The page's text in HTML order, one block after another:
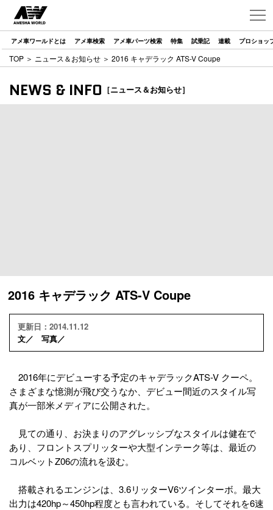
アメ車ワールドとは アメ車検索 アメ車パーツ検索 特集 試乗記 連載 プロショッ
TOP ＞ ニュース＆お知らせ ＞ 2016 キャデラック ATS-V Coupe
NEWS & INFO ［ニュース＆お知らせ］
2016 キャデラック ATS-V Coupe
更新日：2014.11.12
文／ 写真／
2016年にデビューする予定のキャデラックATS-V クーペ。
さまざまな憶測が飛び交うなか、デビュー間近のスタイル写
真が一部米メディアに公開された。
見ての通り、お決まりのアグレッシブなスタイルは健在で
あり、フロントスプリッターや大型インテーク等は、最近の
コルベットZ06の流れを汲む。
搭載されるエンジンは、3.6リッターV6ツインターボ。最大
出力は420hp～450hp程度とも言われている。そしてそれを6速